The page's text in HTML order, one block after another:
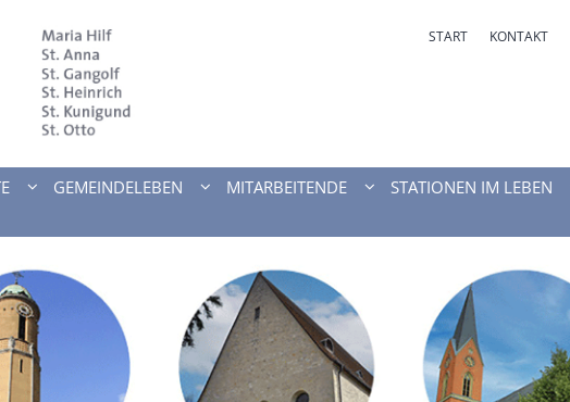
START KONTAKT
GEMEINDELEBEN MITARBEITENDE STATIONEN IM LEBEN